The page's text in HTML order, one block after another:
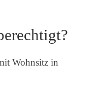
Wohnsitz in